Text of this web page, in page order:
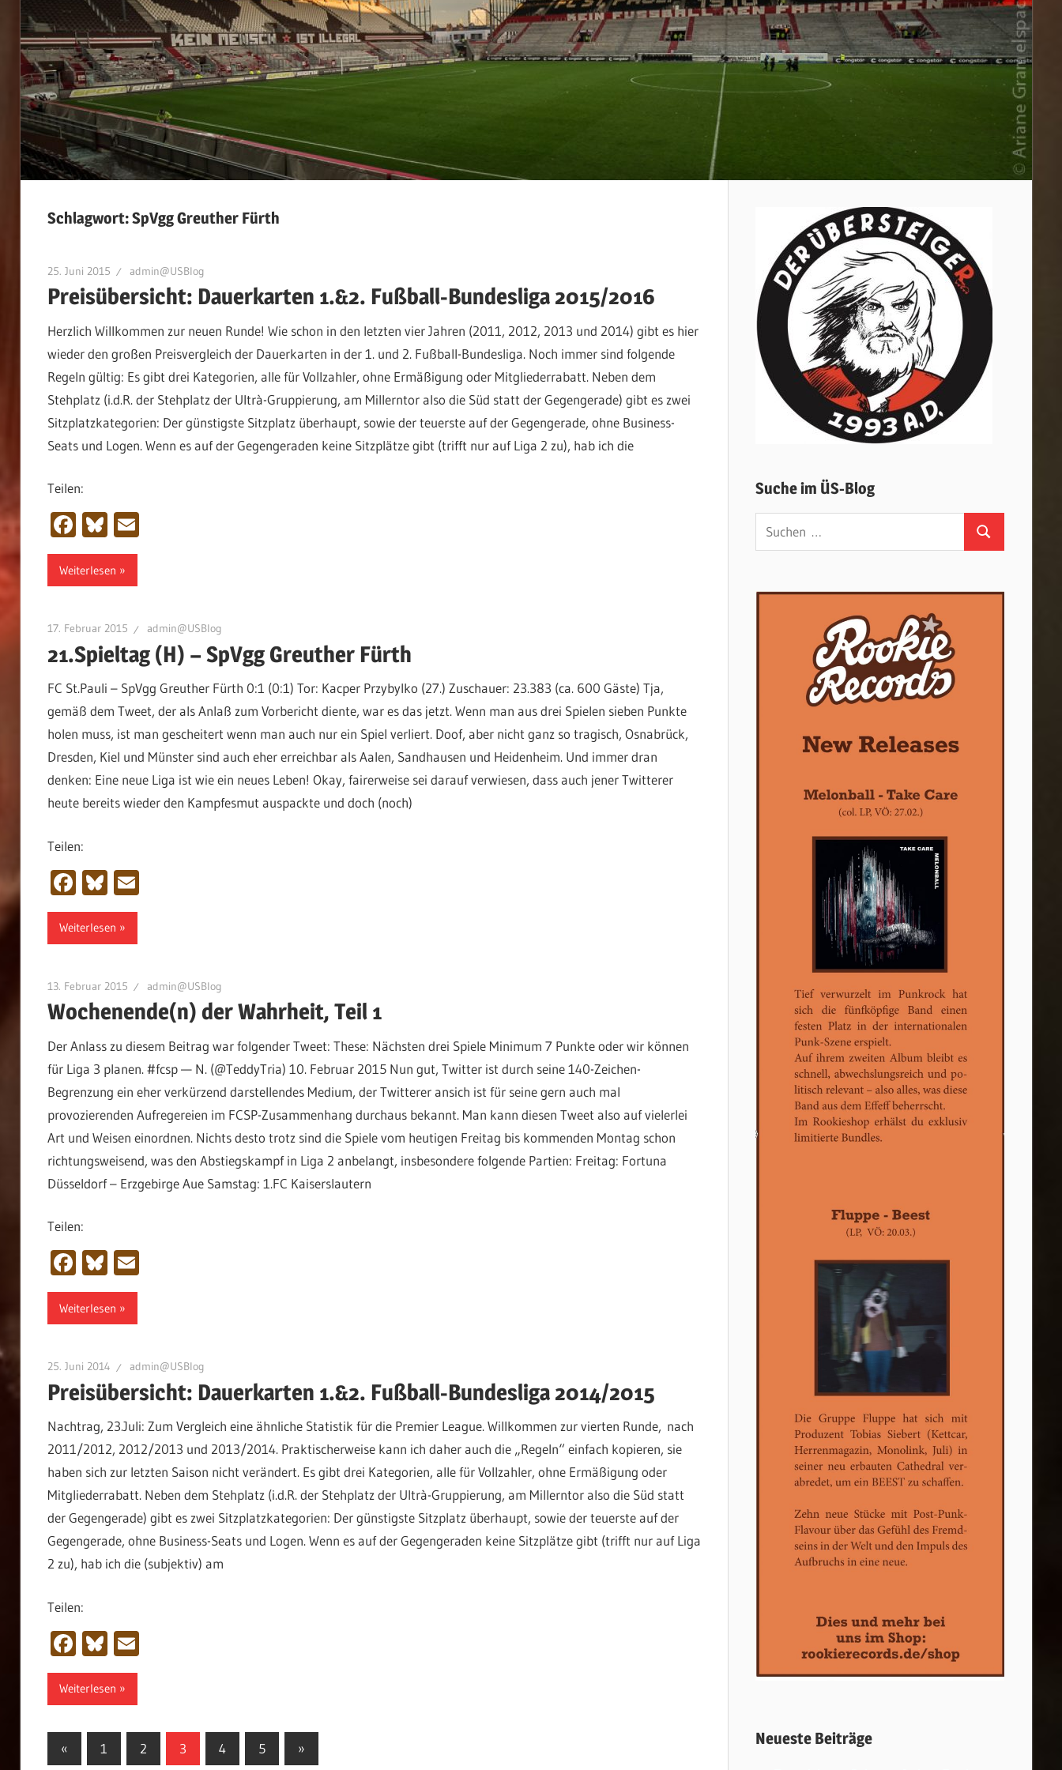
Schlagwort:SpVgg Greuther Fürth
25. Juni 2015 admin@USBlog
Preisübersicht: Dauerkarten 1.&2. Fußball-Bundesliga 2015/2016
Herzlich Willkommen zur neuen Runde! Wie schon in den letzten vier Jahren (2011, 2012, 2013 und 2014) gibt es hier
wieder den großen Preisvergleich der Dauerkarten in der 1. und 2. Fußball-Bundesliga. Noch immer sind folgende
Regeln gültig: Es gibt drei Kategorien, alle für Vollzahler, ohne Ermäßigung oder Mitgliederrabatt. Neben dem
Stehplatz (i.d.R. der Stehplatz der Ultrà-Gruppierung, am Millerntor also die Süd statt der Gegengerade) gibt es zwei
Sitzplatzkategorien: Der günstigste Sitzplatz überhaupt, sowie der teuerste auf der Gegengerade, ohne Business-
Seats und Logen. Wenn es auf der Gegengeraden keine Sitzplätze gibt (trifft nur auf Liga 2 zu), hab ich die
Teilen:
Facebook
Bluesky
Email
Weiterlesen
17. Februar 2015 admin@USBlog
21.Spieltag (H) – SpVgg Greuther Fürth
FC St.Pauli – SpVgg Greuther Fürth 0:1 (0:1) Tor: Kacper Przybylko (27.) Zuschauer: 23.383 (ca. 600 Gäste) Tja,
gemäß dem Tweet, der als Anlaß zum Vorbericht diente, war es das jetzt. Wenn man aus drei Spielen sieben Punkte
holen muss, ist man gescheitert wenn man auch nur ein Spiel verliert. Doof, aber nicht ganz so tragisch, Osnabrück,
Dresden, Kiel und Münster sind auch eher erreichbar als Aalen, Sandhausen und Heidenheim. Und immer dran
denken: Eine neue Liga ist wie ein neues Leben! Okay, fairerweise sei darauf verwiesen, dass auch jener Twitterer
heute bereits wieder den Kampfesmut auspackte und doch (noch)
Teilen:
Facebook
Bluesky
Email
Weiterlesen
13. Februar 2015 admin@USBlog
Wochenende(n) der Wahrheit, Teil 1
Der Anlass zu diesem Beitrag war folgender Tweet: These: Nächsten drei Spiele Minimum 7 Punkte oder wir können
für Liga 3 planen. #fcsp — N. (@TeddyTria) 10. Februar 2015 Nun gut, Twitter ist durch seine 140-Zeichen-
Begrenzung ein eher verkürzend darstellendes Medium, der Twitterer ansich ist für seine gern auch mal
provozierenden Aufregereien im FCSP-Zusammenhang durchaus bekannt. Man kann diesen Tweet also auf vielerlei
Art und Weisen einordnen. Nichts desto trotz sind die Spiele vom heutigen Freitag bis kommenden Montag schon
richtungsweisend, was den Abstiegskampf in Liga 2 anbelangt, insbesondere folgende Partien: Freitag: Fortuna
Düsseldorf – Erzgebirge Aue Samstag: 1.FC Kaiserslautern
Teilen:
Facebook
Bluesky
Email
Weiterlesen
25. Juni 2014 admin@USBlog
Preisübersicht: Dauerkarten 1.&2. Fußball-Bundesliga 2014/2015
Nachtrag, 23.Juli: Zum Vergleich eine ähnliche Statistik für die Premier League. Willkommen zur vierten Runde, nach
2011/2012, 2012/2013 und 2013/2014. Praktischerweise kann ich daher auch die „Regeln“ einfach kopieren, sie
haben sich zur letzten Saison nicht verändert. Es gibt drei Kategorien, alle für Vollzahler, ohne Ermäßigung oder
Mitgliederrabatt. Neben dem Stehplatz (i.d.R. der Stehplatz der Ultrà-Gruppierung, am Millerntor also die Süd statt
der Gegengerade) gibt es zwei Sitzplatzkategorien: Der günstigste Sitzplatz überhaupt, sowie der teuerste auf der
Gegengerade, ohne Business-Seats und Logen. Wenn es auf der Gegengeraden keine Sitzplätze gibt (trifft nur auf Liga
2 zu), hab ich die (subjektiv) am
Teilen:
Facebook
Bluesky
Email
Weiterlesen
Seitennummerierung
«Vorherige
1 2 3 4 5
Nächste
»
Suche im ÜS-Blog
Suchen
nach:
Suchen
Neueste Beiträge